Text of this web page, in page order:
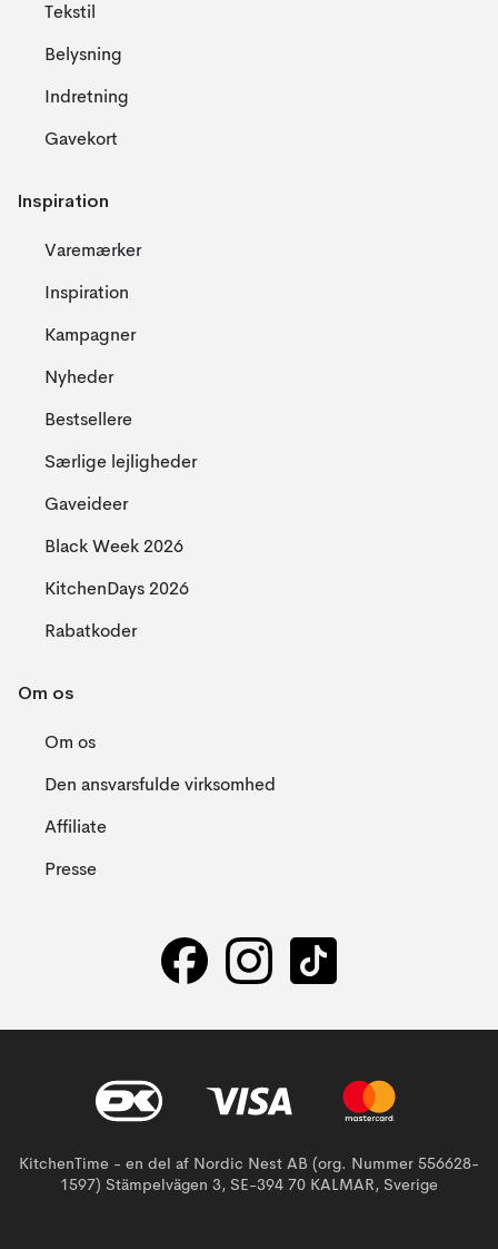
Tekstil
Belysning
Indretning
Gavekort
Inspiration
Varemærker
Inspiration
Kampagner
Nyheder
Bestsellere
Særlige lejligheder
Gaveideer
Black Week 2026
KitchenDays 2026
Rabatkoder
Om os
Om os
Den ansvarsfulde virksomhed
Affiliate
Presse
KitchenTime - en del af Nordic Nest AB (org. Nummer 556628-
1597) Stämpelvägen 3, SE-394 70 KALMAR, Sverige